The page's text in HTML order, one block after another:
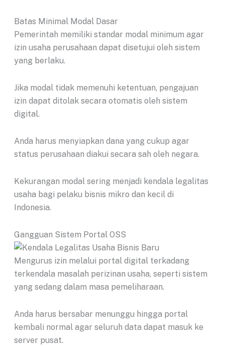
Batas Minimal Modal Dasar
Pemerintah memiliki standar modal minimum agar
izin usaha perusahaan dapat disetujui oleh sistem
yang berlaku.
Jika modal tidak memenuhi ketentuan, pengajuan
izin dapat ditolak secara otomatis oleh sistem
digital.
Anda harus menyiapkan dana yang cukup agar
status perusahaan diakui secara sah oleh negara.
Kekurangan modal sering menjadi kendala legalitas
usaha bagi pelaku bisnis mikro dan kecil di
Indonesia.
Gangguan Sistem Portal OSS
Mengurus izin melalui portal digital terkadang
terkendala masalah perizinan usaha, seperti sistem
yang sedang dalam masa pemeliharaan.
Anda harus bersabar menunggu hingga portal
kembali normal agar seluruh data dapat masuk ke
server pusat.